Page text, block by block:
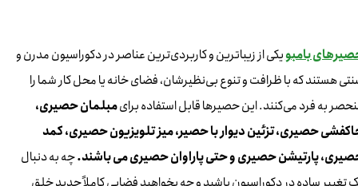
بامبویکی از زیباترین و کاربردی‌ترین عناصر در دکوراسیون مدرن و
هستند که با ظرافت و تنوع بی‌نظیرشان، فضای خانه یا محل کار شما را
به فرد می‌کنند. این حصیرها قابل استفاده برایمبلمان حصیری،
حصیری، تزئین دیوار با حصیر، میز تلویزیون حصیری، کمد
پارتیشن حصیری و حتی پاراوان حصیری می باشند.چه به دنبال